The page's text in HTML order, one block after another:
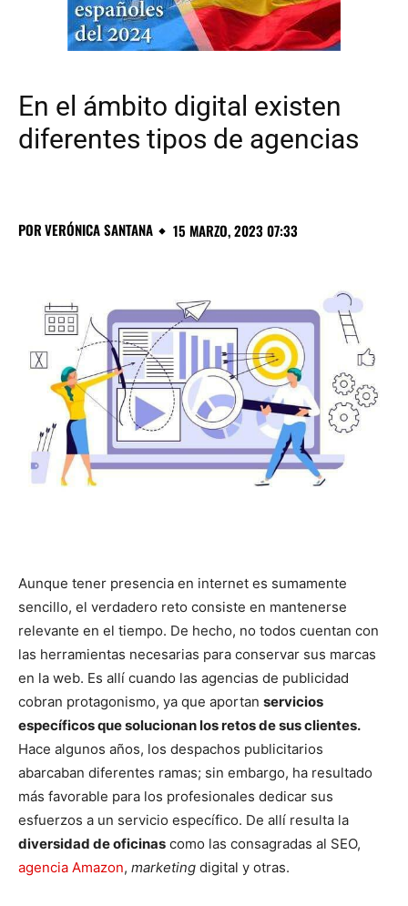
En el ámbito digital existen
diferentes tipos de agencias
PORVERÓNICA SANTANA 15 MARZO, 2023 07:33
Aunque tener presencia en internet es sumamente
sencillo, el verdadero reto consiste en mantenerse
relevante en el tiempo. De hecho, no todos cuentan con
las herramientas necesarias para conservar sus marcas
en la web. Es allí cuando las agencias de publicidad
cobran protagonismo, ya que aportan servicios
específicos que solucionan los retos de sus clientes.
Hace algunos años, los despachos publicitarios
abarcaban diferentes ramas; sin embargo, ha resultado
más favorable para los profesionales dedicar sus
esfuerzos a un servicio específico. De allí resulta la
diversidad de oficinas como las consagradas al SEO,
agencia Amazon, marketing digital y otras.